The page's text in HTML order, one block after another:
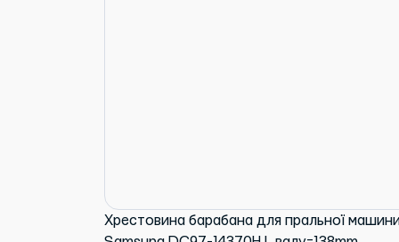
Хрестовина барабана для пральної